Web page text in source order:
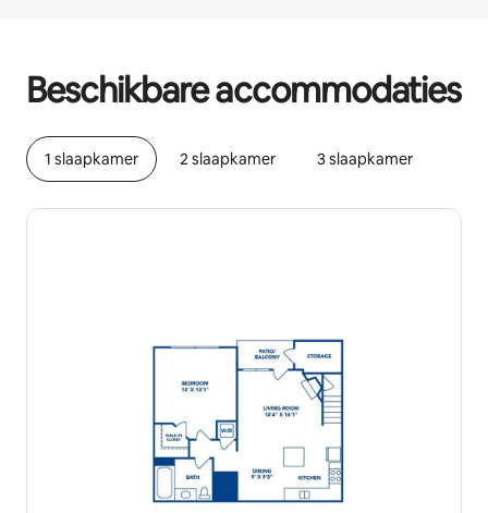
Beschikbare accommodaties
1 slaapkamer 2 slaapkamer 3 slaapkamer